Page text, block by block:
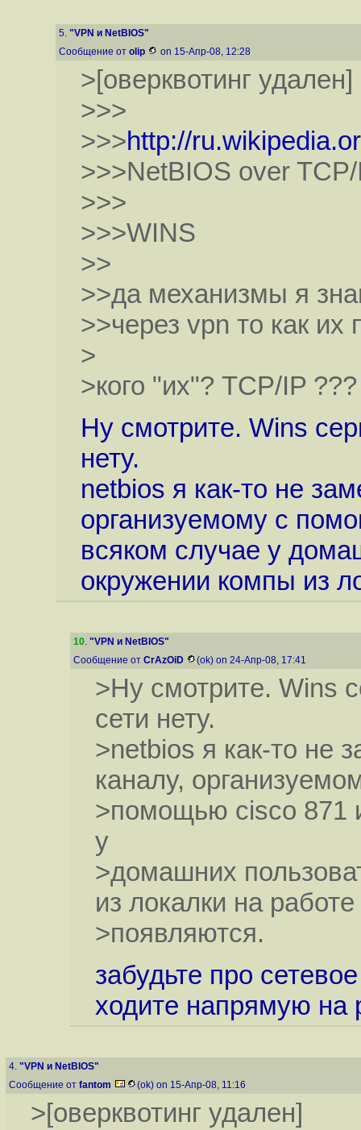
5. "VPN и NetBIOS"
Сообщение от olip on 15-Апр-08, 12:28
>[оверквотинг удален]
>>>
>>>http://
>>>NetBIOS over
>>>
>>>WINS
>>
>>да механизмы я
>>через vpn то как их
>
>кого "их"? TCP/IP ???
Ну смотрите. Wins
нету.
netbios я как-то не
организуемому с
всяком случае у
окружении компы из
10. "VPN и NetBIOS"
Сообщение от CrAzOiD (ok) on 24-Апр-08, 17:41
>Ну смотрите. Wins
сети нету.
>netbios я как-то не
каналу,
>помощью cisco 871
у
>домашних
из локалки на
>появляются.
забудьте про
ходите напрямую на
4. "VPN и NetBIOS"
Сообщение от fantom (ok) on 15-Апр-08, 11:16
>[оверквотинг удален]